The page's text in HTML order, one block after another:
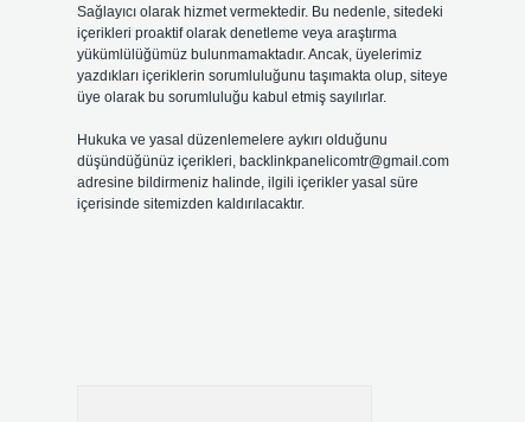
Sağlayıcı olarak hizmet vermektedir. Bu nedenle, sitedeki
içerikleri proaktif olarak denetleme veya araştırma
yükümlülüğümüz bulunmamaktadır. Ancak, üyelerimiz
yazdıkları içeriklerin sorumluluğunu taşımakta olup, siteye
üye olarak bu sorumluluğu kabul etmiş sayılırlar.
Hukuka ve yasal düzenlemelere aykırı olduğunu
düşündüğünüz içerikleri, backlinkpanelicomtr@gmail.com
adresine bildirmeniz halinde, ilgili içerikler yasal süre
içerisinde sitemizden kaldırılacaktır.